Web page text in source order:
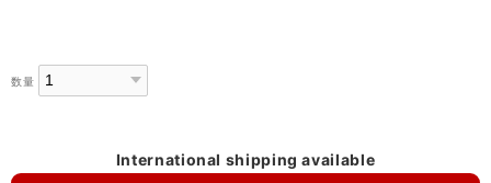
数量
International shipping available